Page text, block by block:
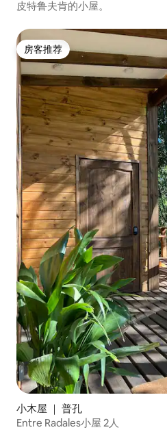
皮特鲁夫肯的小屋。
房客推荐
房客推荐
小木屋 ｜ 普孔
Entre Radales小屋 2人